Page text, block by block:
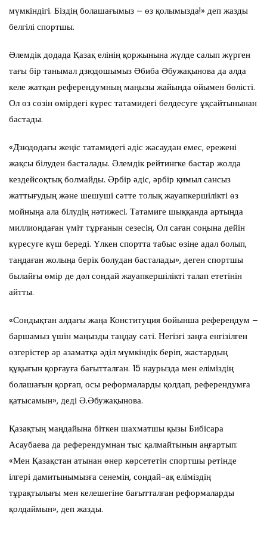
мүмкіндігі. Біздің болашағымыз – өз қолымызда!» деп жазды
белгілі спортшы.
Әлемдік додада Қазақ елінің қоржынына жүлде салып жүрген
тағы бір танымал дзюдошымыз Әбиба Әбужақынова да алда
келе жатқан референдумның маңызы жайында ойымен бөлісті.
Ол өз сөзін өмірдегі күрес татамидегі белдесуге ұқсайтынынан
бастады.
«Дзюдодағы жеңіс татамидегі әдіс жасаудан емес, ережені
жақсы білуден басталады. Әлемдік рейтингке бастар жолда
кездейсоқтық болмайды. Әрбір әдіс, әрбір қимыл сансыз
жаттығудың және шешуші сәтте толық жауапкершілікті өз
мойныңа ала білудің нәтижесі. Татамиге шыққанда артыңда
миллиондаған үміт тұрғанын сезесің. Ол саған соңына дейін
күресуге күш береді. Үлкен спортта табыс өзіңе адал болып,
таңдаған жолыңа берік болудан басталады», деген спортшы
былайғы өмір де дәл сондай жауапкершілікті талап ететінін
айтты.
«Сондықтан алдағы жаңа Конституция бойынша референдум –
баршамыз үшін маңызды таңдау сәті. Негізгі заңға енгізілген
өзгерістер әр азаматқа әділ мүмкіндік беріп, жастардың
құқығын қорғауға бағытталған. 15 наурызда мен еліміздің
болашағын қорғап, осы реформаларды қолдап, референдумға
қатысамын», деді Ә.Әбужақынова.
Қазақтың маңдайына біткен шахматшы қызы Бибісара
Асаубаева да референдумнан тыс қалмайтынын аңғартып:
«Мен Қазақстан атынан өнер көрсететін спортшы ретінде
ілгері дамитынымызға сенемін, сондай-ақ еліміздің
тұрақтылығы мен келешегіне бағытталған реформаларды
қолдаймын», деп жазды.